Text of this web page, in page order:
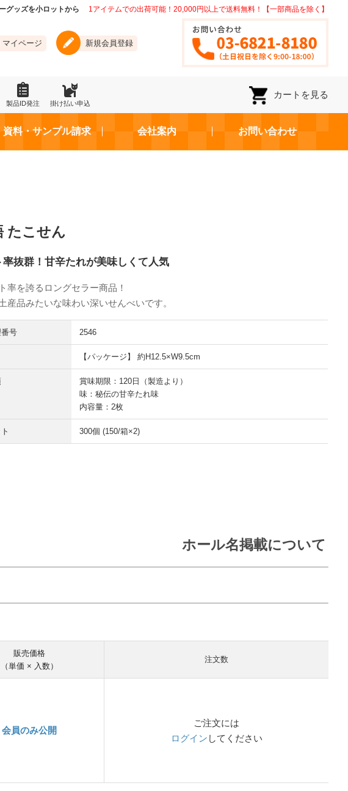
グッズを小ロットから 1アイテムでの出荷可能！20,000円以上で送料無料！【一部商品を除く】
マイページ 新規会員登録
製品ID発注 掛け払い申込
カートを見る
資料・サンプル請求 会社案内 お問い合わせ
たこせん
率抜群！甘辛たれが美味しくて人気
率を誇るロングセラー商品！
産品みたいな味わい深いせんべいです。
号 2546
【パッケージ】 約H12.5×W9.5cm
賞味期限：120日（製造より）
味：秘伝の甘辛たれ味
内容量：2枚
300個 (150/箱×2)
ホール名掲載について
販売価格
（単価 × 入数）
注文数
会員のみ公開
ご注文には
ログイン してください